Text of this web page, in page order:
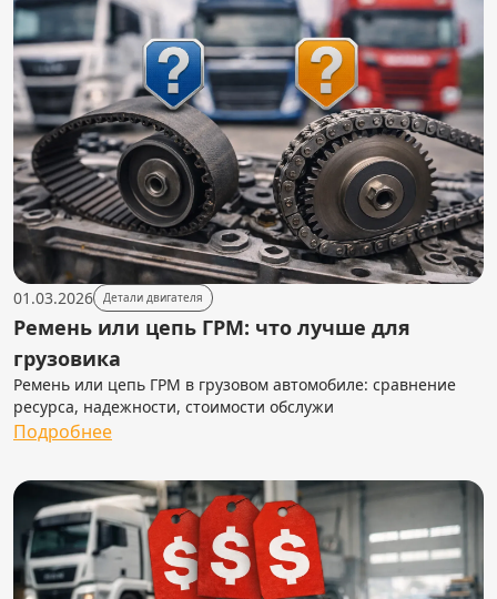
01.03.2026 Детали двигателя
Ремень или цепь ГРМ: что лучше для
грузовика
Ремень или цепь ГРМ в грузовом автомобиле: сравнение
ресурса, надежности, стоимости обслужи
Подробнее